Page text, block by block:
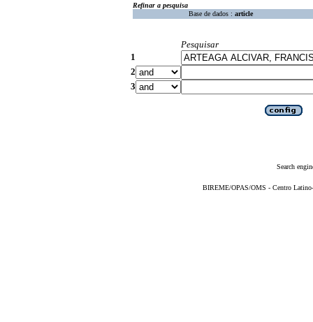
Refinar a pesquisa
Base de dados : article
Pesquisar
1
2
3
Search
BIREME/OPAS/OMS - Centro Latino-